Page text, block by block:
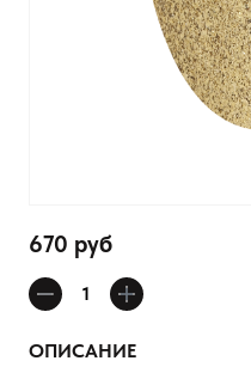
670 руб
ОПИСАНИЕ